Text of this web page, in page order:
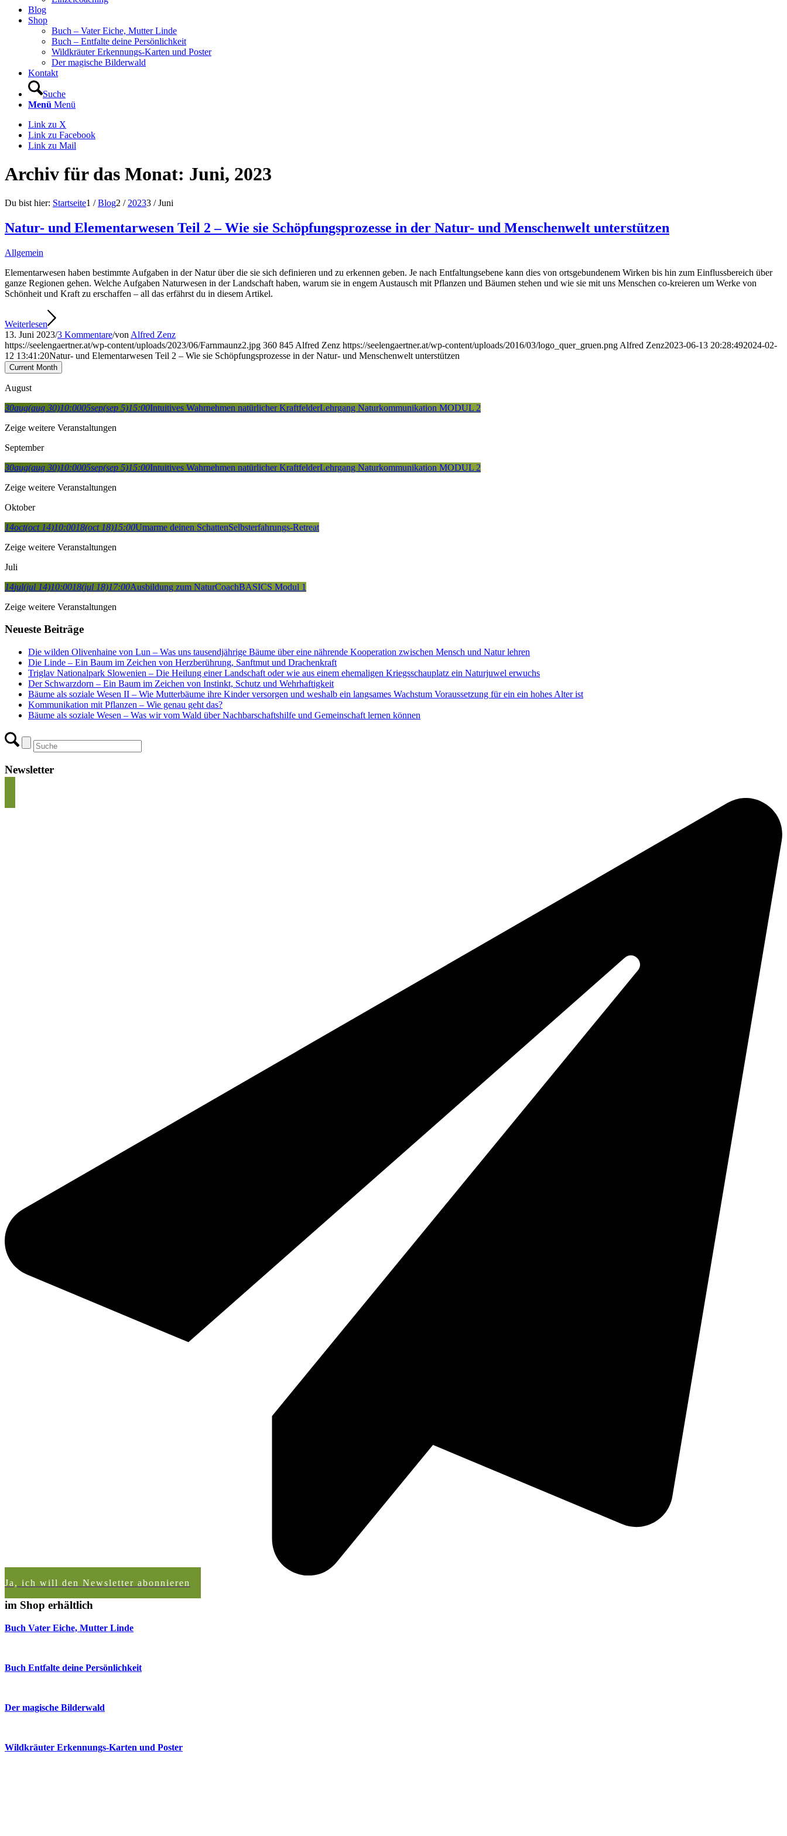
Blog
Shop
Buch – Vater Eiche, Mutter Linde
Buch – Entfalte deine Persönlichkeit
Wildkräuter Erkennungs-Karten und Poster
Der magische Bilderwald
Kontakt
Suche
Menü Menü
Link zu X
Link zu Facebook
Link zu Mail
Archiv für das Monat: Juni, 2023
Du bist hier: Startseite1 / Blog2 / 20233 / Juni
Natur- und Elementarwesen Teil 2 – Wie sie Schöpfungsprozesse in der Natur- und Menschenwelt unterstützen
Allgemein
Elementarwesen haben bestimmte Aufgaben in der Natur über die sie sich definieren und zu erkennen geben. Je nach Entfaltungsebene kann dies von ortsgebundenem Wirken bis hin zum Einflussbereich über
ganze Regionen gehen. Welche Aufgaben Naturwesen in der Landschaft haben, warum sie in engem Austausch mit Pflanzen und Bäumen stehen und wie sie mit uns Menschen co-kreieren um Werke von
Schönheit und Kraft zu erschaffen – all das erfährst du in diesem Artikel.
Weiterlesen
13. Juni 2023/3 Kommentare/von Alfred Zenz
https://seelengaertner.at/wp-content/uploads/2023/06/Farnmaunz2.jpg 360 845 Alfred Zenz https://seelengaertner.at/wp-content/uploads/2016/03/logo_quer_gruen.png Alfred Zenz2023-06-13 20:28:492024-02-
12 13:41:20Natur- und Elementarwesen Teil 2 – Wie sie Schöpfungsprozesse in der Natur- und Menschenwelt unterstützen
Current Month
August
30aug(aug 30)10:0005sep(sep 5)15:00Intuitives Wahrnehmen natürlicher KraftfelderLehrgang Naturkommunikation MODUL 2
Zeige weitere Veranstaltungen
September
30aug(aug 30)10:0005sep(sep 5)15:00Intuitives Wahrnehmen natürlicher KraftfelderLehrgang Naturkommunikation MODUL 2
Zeige weitere Veranstaltungen
Oktober
14oct(oct 14)10:0018(oct 18)15:00Umarme deinen SchattenSelbsterfahrungs-Retreat
Zeige weitere Veranstaltungen
Juli
14jul(jul 14)10:0018(jul 18)17:00Ausbildung zum NaturCoachBASICS Modul 1
Zeige weitere Veranstaltungen
Neueste Beiträge
Die wilden Olivenhaine von Lun – Was uns tausendjährige Bäume über eine nährende Kooperation zwischen Mensch und Natur lehren
Die Linde – Ein Baum im Zeichen von Herzberührung, Sanftmut und Drachenkraft
Triglav Nationalpark Slowenien – Die Heilung einer Landschaft oder wie aus einem ehemaligen Kriegsschauplatz ein Naturjuwel erwuchs
Der Schwarzdorn – Ein Baum im Zeichen von Instinkt, Schutz und Wehrhaftigkeit
Bäume als soziale Wesen II – Wie Mutterbäume ihre Kinder versorgen und weshalb ein langsames Wachstum Voraussetzung für ein ein hohes Alter ist
Kommunikation mit Pflanzen – Wie genau geht das?
Bäume als soziale Wesen – Was wir vom Wald über Nachbarschaftshilfe und Gemeinschaft lernen können
Newsletter
Ja, ich will den Newsletter abonnieren
im Shop erhältlich
Buch Vater Eiche, Mutter Linde
Buch Entfalte deine Persönlichkeit
Der magische Bilderwald
Wildkräuter Erkennungs-Karten und Poster